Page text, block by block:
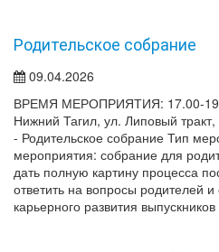
Родительское собрание
09.04.2026
ВРЕМЯ МЕРОПРИЯТИЯ: 17.00-
Нижний Тагил, ул. Липовый
- Родительское собрание Тип
мероприятия: собрание для
дать полную картину процесса
ответить на вопросы родителей
карьерного развития